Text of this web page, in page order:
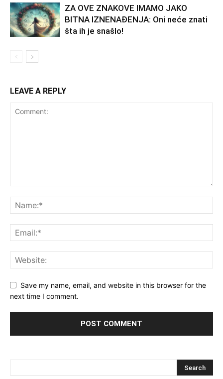
ZA OVE ZNAKOVE IMAMO JAKO
BITNA IZNENAĐENJA: Oni neće znati
šta ih je snašlo!
LEAVE A REPLY
Save my name, email, and website in this browser for the
next time I comment.